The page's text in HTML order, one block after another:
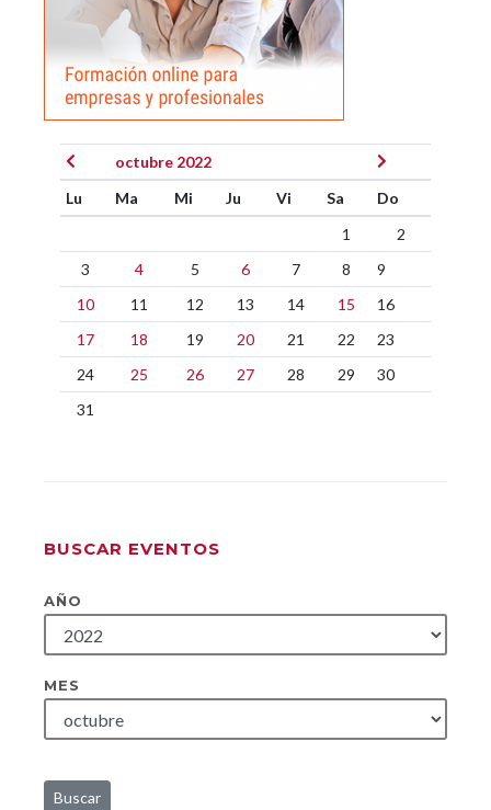
octubre 2022
Lu
Ma Mi Ju Vi Sa
Do
1
2
3
4 5 6 7 8
9
10
11 12 13 14 15
16
17
18 19 20 21 22
23
24
25 26 27 28 29
30
31
BUSCAR EVENTOS
AÑO
MES
Buscar